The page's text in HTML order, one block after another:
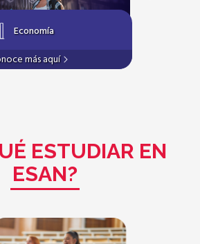
Economía
más aquí
ESTUDIAR EN
ESAN?